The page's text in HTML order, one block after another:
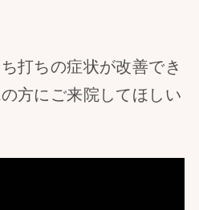
打ちの症状が改善でき
方にご来院してほしい